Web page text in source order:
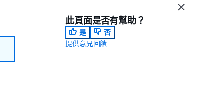
此頁面是否有幫助？
是
否
提供意見回饋